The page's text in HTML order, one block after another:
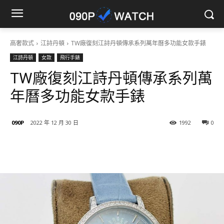
高奢款式 江詩丹頓 TW廠復刻江詩丹頓傳承系列萬年曆多功能女款手錶
江詩丹頓 女款 飛行手錶
TW廠復刻江詩丹頓傳承系列萬
年曆多功能女款手錶
090P 2022 年 12 月 30 日 0
1992